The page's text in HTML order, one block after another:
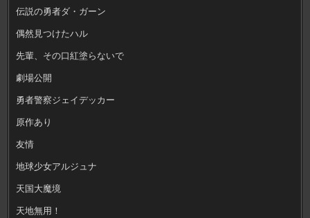
伝説の勇者ダ・ガーン
偶然見つけたハル
先輩、その口紅塗らないで
劇場公開
勇者警察ジェイデッカー
原作あり
友情
地球少女アルジュナ
天国大魔境
天地無用！